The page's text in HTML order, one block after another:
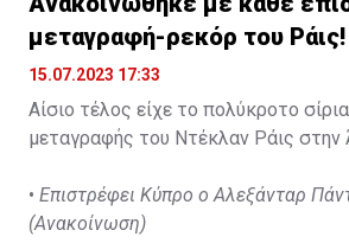
μεταγραφή-ρεκόρ του Ράις!
15.07.2023 17:33
Αίσιο τέλος είχε το πολύκροτο
μεταγραφής του Ντέκλαν Ράις στην
• Επιστρέφει Κύπρο ο Αλεξάνταρ
(Ανακοίνωση)